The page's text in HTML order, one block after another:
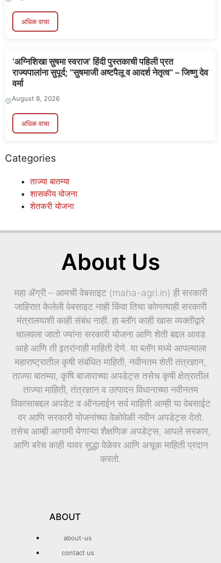
अधिक वाचा
‘अग्निशिखा सुषमा स्वराज’ हिंदी पुस्तकाची पहिली प्रत
राज्यपालांना सुपूर्द; “सुषमाजी अष्टपैलू व आदर्श नेतृत्व” – जिष्णु देव
वर्मा
August 8, 2026
अधिक वाचा
Categories
ताज्या बातम्या
शासकीय योजना
शेतकरी योजना
About Us
महा ॲग्री – आमची वेबसाइट (maha-agri.in) ही सरकारी
जाहिरात केलेली वेबसाइट नाही किंवा तिचा कोणत्याही सरकारी
मंत्रालयाशी काही संबंध नाही. हा ब्लॉग काही खास व्यक्तीद्वारे
चालवला जातो ज्यांना सरकारी योजना आणि शेती बद्दल आवड
आहे आणि ती इतरांनाही माहिती देणे. या ब्लॉग मध्ये आपल्याला
महाराष्ट्रातील कृषी संबंधित माहिती, नवीनतम शेती तंत्रज्ञान,
ताज्या बातम्या, कृषि बाजाराच्या अपडेट्स तसेच कृषी क्षेत्रातील
ताज्या माहिती, तंत्रज्ञान व उत्पादन विधानाच्या नवीनतम
विकासाबद्दल अपडेट व ऑनलाईन सर्व माहिती आम्ही या वेबसाईट
वर आणि सरकारी योजनांच्या वेळोवेळी नवीन अपडेट्स देतो.
तसेच आम्ही आगामी येणाऱ्या शैक्षणिक अपडेट्स, आपले सरकार,
आणि बरेच काही यावर सुद्धा वेळेवर आणि अचूक माहिती प्रदान
करतो.
ABOUT
about-us
contact us